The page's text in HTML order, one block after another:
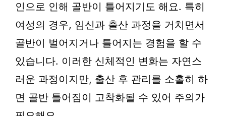
인으로 인해 골반이 틀어지기도 해요. 특히
여성의 경우, 임신과 출산 과정을 거치면서
골반이 벌어지거나 틀어지는 경험을 할 수
있습니다. 이러한 신체적인 변화는 자연스
러운 과정이지만, 출산 후 관리를 소홀히 하
면 골반 틀어짐이 고착화될 수 있어 주의가